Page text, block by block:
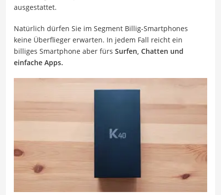
ausgestattet.
Natürlich dürfen Sie im Segment Billig-Smartphones
keine Überflieger erwarten. In jedem Fall reicht ein
billiges Smartphone aber fürs Surfen, Chatten und
einfache Apps.